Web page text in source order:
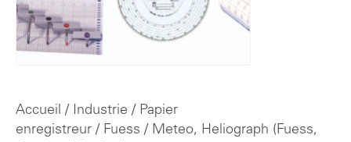
Accueil / Industrie / Papier
enregistreur / Fuess / Meteo, Heliograph (Fuess,